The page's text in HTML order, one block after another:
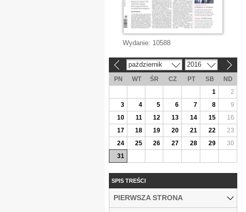
Wydanie: 10588
październik 2016
PN WT ŚR CZ PT SB
ND
1
2
3
4 5 6 7 8
9
10
11 12 13 14 15
16
17
18 19 20 21 22
23
24
25 26 27 28 29
30
31
SPIS TREŚCI
PIERWSZA STRONA